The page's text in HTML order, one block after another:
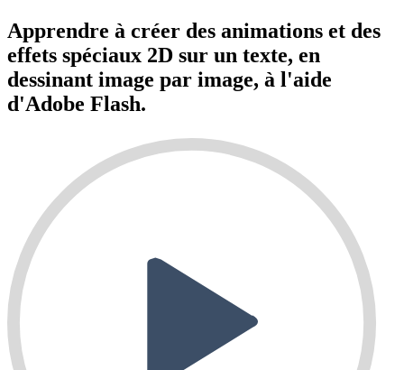
Apprendre à créer des animations et des
effets spéciaux 2D sur un texte, en
dessinant image par image, à l'aide
d'Adobe Flash.